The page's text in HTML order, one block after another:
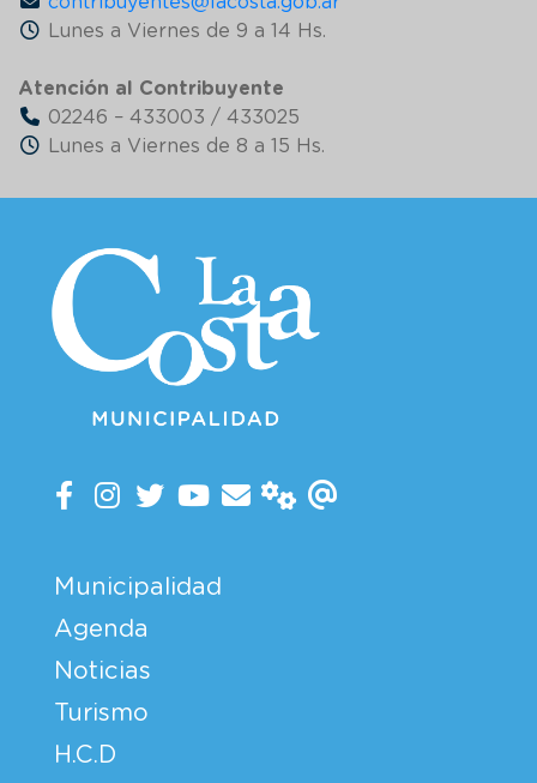
Lunes a Viernes de 9 a 14 Hs.
Atención al Contribuyente
02246 – 433003 / 433025
Lunes a Viernes de 8 a 15 Hs.
Municipalidad
Agenda
Noticias
Turismo
H.C.D